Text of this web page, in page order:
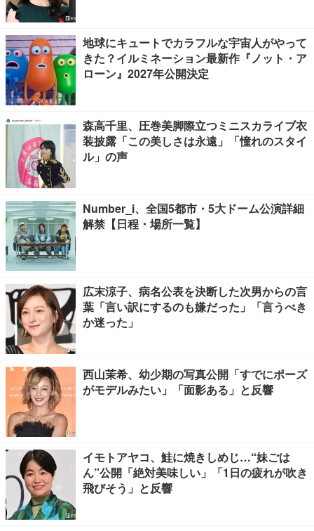
地球にキュートでカラフルな宇宙人がやって
きた？イルミネーション最新作『ノット・ア
ローン』2027年公開決定
森高千里、圧巻美脚際立つミニスカライブ衣
装披露「この美しさは永遠」「憧れのスタイ
ル」の声
Number_i、全国5都市・5大ドーム公演詳細
解禁【日程・場所一覧】
広末涼子、病名公表を決断した次男からの言
葉「言い訳にするのも嫌だった」「言うべき
か迷った」
西山茉希、幼少期の写真公開「すでにポーズ
がモデルみたい」「面影ある」と反響
イモトアヤコ、鮭に焼きしめじ…“妹ごは
ん”公開「絶対美味しい」「1日の疲れが吹き
飛びそう」と反響